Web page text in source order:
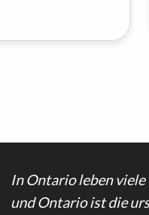
In Ontario leben
und Ontario ist die